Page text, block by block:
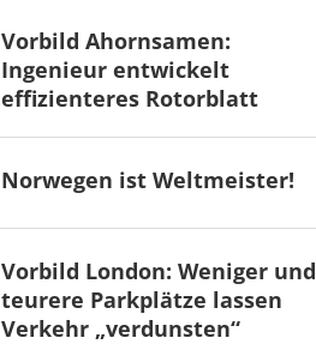
Vorbild Ahornsamen:
Ingenieur entwickelt
effizienteres Rotorblatt
Norwegen ist Weltmeister!
Vorbild London: Weniger und
teurere Parkplätze lassen
Verkehr „verdunsten“